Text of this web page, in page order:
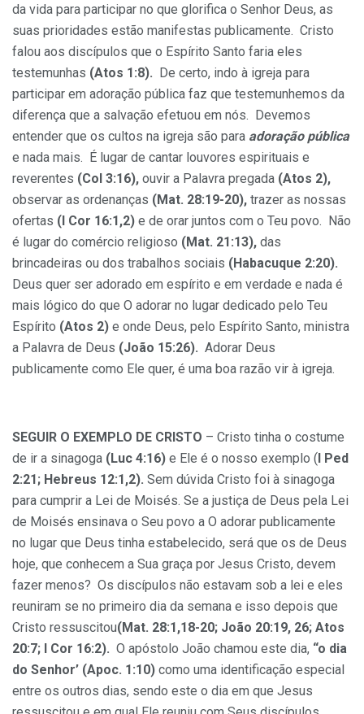
da vida para participar no que glorifica o Senhor Deus, as
suas prioridades estão manifestas publicamente. Cristo
falou aos discípulos que o Espírito Santo faria eles
testemunhas (Atos 1:8). De certo, indo à igreja para
participar em adoração pública faz que testemunhemos da
diferença que a salvação efetuou em nós. Devemos
entender que os cultos na igreja são para adoração pública
e nada mais. É lugar de cantar louvores espirituais e
reverentes (Col 3:16), ouvir a Palavra pregada (Atos 2),
observar as ordenanças (Mat. 28:19-20), trazer as nossas
ofertas (I Cor 16:1,2) e de orar juntos com o Teu povo. Não
é lugar do comércio religioso (Mat. 21:13), das
brincadeiras ou dos trabalhos sociais (Habacuque 2:20).
Deus quer ser adorado em espírito e em verdade e nada é
mais lógico do que O adorar no lugar dedicado pelo Teu
Espírito (Atos 2) e onde Deus, pelo Espírito Santo, ministra
a Palavra de Deus (João 15:26). Adorar Deus
publicamente como Ele quer, é uma boa razão vir à igreja.
SEGUIR O EXEMPLO DE CRISTO – Cristo tinha o costume
de ir a sinagoga (Luc 4:16) e Ele é o nosso exemplo (I Ped
2:21; Hebreus 12:1,2). Sem dúvida Cristo foi à sinagoga
para cumprir a Lei de Moisés. Se a justiça de Deus pela Lei
de Moisés ensinava o Seu povo a O adorar publicamente
no lugar que Deus tinha estabelecido, será que os de Deus
hoje, que conhecem a Sua graça por Jesus Cristo, devem
fazer menos? Os discípulos não estavam sob a lei e eles
reuniram se no primeiro dia da semana e isso depois que
Cristo ressuscitou(Mat. 28:1,18-20; João 20:19, 26; Atos
20:7; I Cor 16:2). O apóstolo João chamou este dia, “o dia
do Senhor’ (Apoc. 1:10) como uma identificação especial
entre os outros dias, sendo este o dia em que Jesus